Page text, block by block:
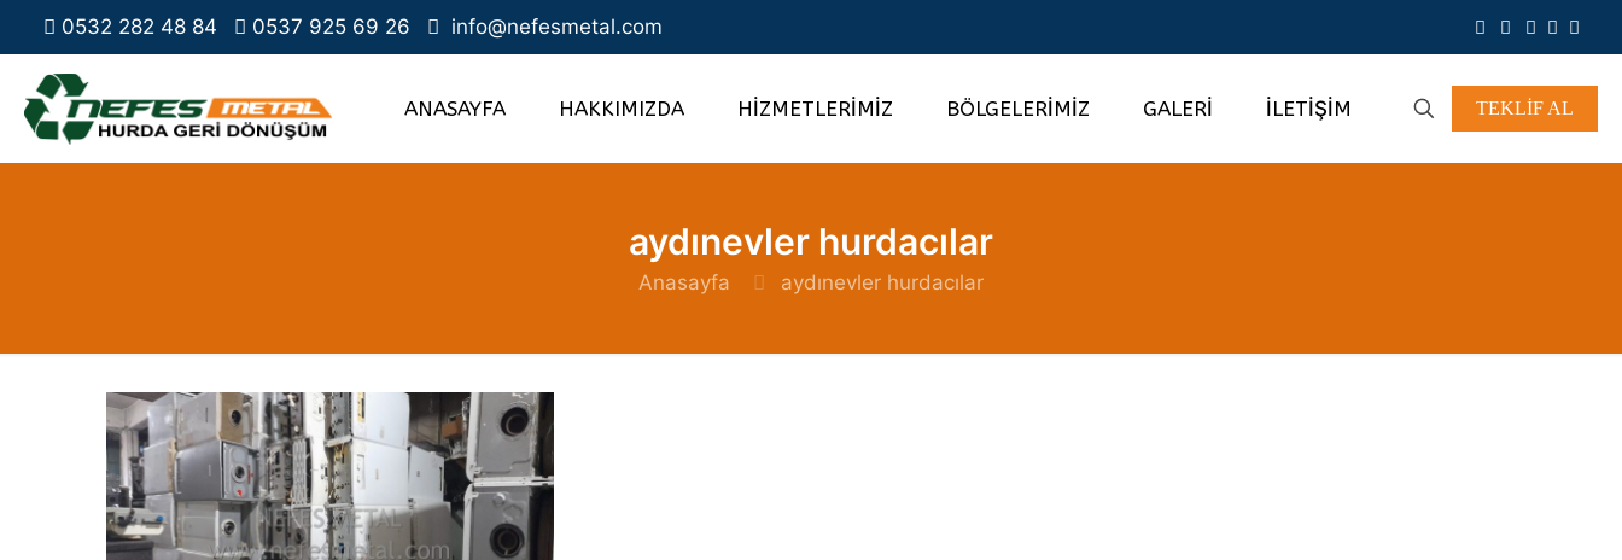
0532 282 48 84 0537 925 69 26 info@nefesmetal.com
ANASAYFA HAKKIMIZDA HİZMETLERİMİZ BÖLGELERİMİZ GALERİ İLETİŞİM TEKLİF AL
aydınevler hurdacılar
Anasayfa aydınevler hurdacılar